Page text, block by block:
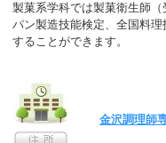
製菓系学科では製菓衛生師（
パン製造技能検定、全国料
することができます。
金沢調理師